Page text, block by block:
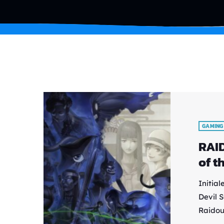
GAMING
of
Devil